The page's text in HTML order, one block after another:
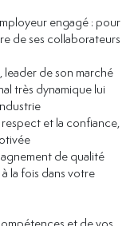
engagé : pour
de ses collaborateurs
de son marché
très dynamique lui
et la confiance,
de qualité
la fois dans votre
et de vos